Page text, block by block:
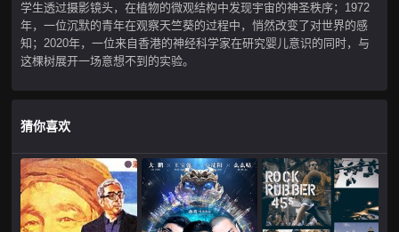
学生透过摄影镜头，在植物的微观结构中发现宇宙的神圣秩序；1972
年，一位沉默的青年在观察天竺葵的过程中，悄然改变了对世界的感
知；2020年，一位来自香港的神经科学家在研究婴儿意识的同时，与
这棵树展开一场意想不到的实验。
猜你喜欢